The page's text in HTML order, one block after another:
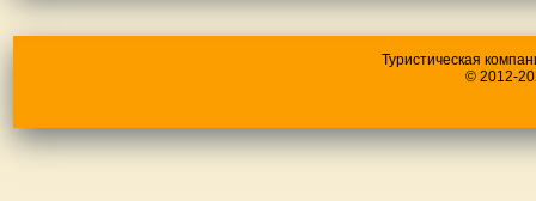
Туристическая
© 2012-